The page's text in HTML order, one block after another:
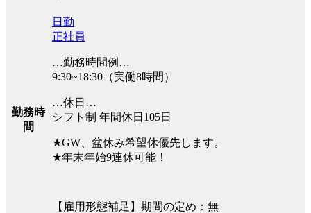
勤務時
間
日勤
正社員
…勤務時間例…
9:30~18:30（実働8時間）
…休日…
シフト制 年間休日105日
★GW、盆休み希望休優先します。
★年末年始9連休可能！
【雇用形態補足】期間の定め：無